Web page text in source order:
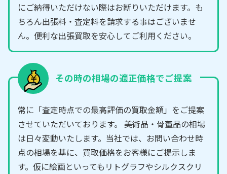
にご納得いただけない際はお断りいただけます。も
ちろん出張料・査定料を請求する事はございませ
ん。便利な出張買取を安心してご利用ください。
その時の相場の適正価格でご提案
常に「査定時点での最高評価の買取金額」をご提案
させていただいております。 美術品・骨董品の相場
は日々変動いたします。当社では、お問い合わせ時
点の相場を基に、買取価格をお客様にご提示しま
す。仮に絵画といってもリトグラフやシルクスクリ